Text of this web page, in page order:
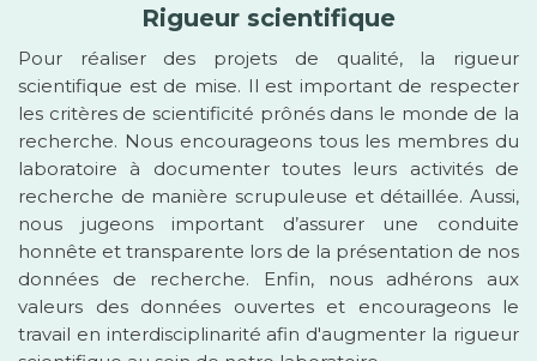
Rigueur scientifique
Pour réaliser des projets de qualité, la rigueur
scientifique est de mise. Il est important de respecter
les critères de scientificité prônés dans le monde de la
recherche. Nous encourageons tous les membres du
laboratoire à documenter toutes leurs activités de
recherche de manière scrupuleuse et détaillée. Aussi,
nous jugeons important d’assurer une conduite
honnête et transparente lors de la présentation de nos
données de recherche. Enfin, nous adhérons aux
valeurs des données ouvertes et encourageons le
travail en interdisciplinarité afin d'augmenter la rigueur